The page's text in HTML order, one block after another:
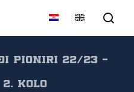
pioniri 22/23 -
2. kolo